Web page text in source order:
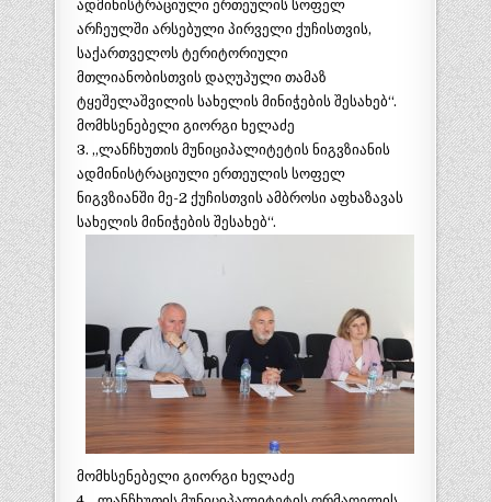
ადმინისტრაციული ერთეულის სოფელ
არჩეულში არსებული პირველი ქუჩისთვის,
საქართველოს ტერიტორიული
მთლიანობისთვის დაღუპული თამაზ
ტყეშელაშვილის სახელის მინიჭების შესახებ“.
მომხსენებელი გიორგი ხელაძე
3. „ლანჩხუთის მუნიციპალიტეტის ნიგვზიანის
ადმინისტრაციული ერთეულის სოფელ
ნიგვზიანში მე-2 ქუჩისთვის ამბროსი აფხაზავას
სახელის მინიჭების შესახებ“.
მომხსენებელი გიორგი ხელაძე